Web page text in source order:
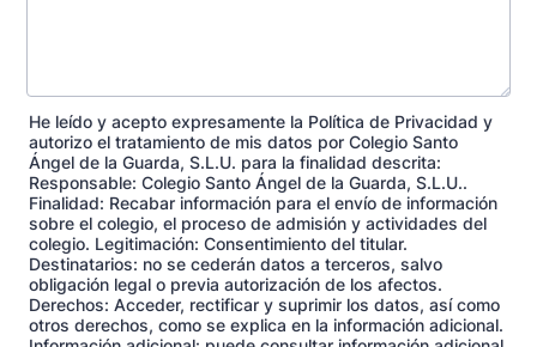
He leído y acepto expresamente la Política de Privacidad y
autorizo el tratamiento de mis datos por Colegio Santo
Ángel de la Guarda, S.L.U. para la finalidad descrita:
Responsable: Colegio Santo Ángel de la Guarda, S.L.U..
Finalidad: Recabar información para el envío de información
sobre el colegio, el proceso de admisión y actividades del
colegio. Legitimación: Consentimiento del titular.
Destinatarios: no se cederán datos a terceros, salvo
obligación legal o previa autorización de los afectos.
Derechos: Acceder, rectificar y suprimir los datos, así como
otros derechos, como se explica en la información adicional.